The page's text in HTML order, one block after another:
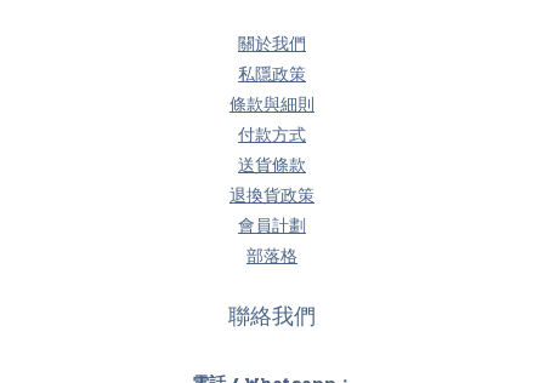
關於我們
私隱政策
條款與細則
付款方式
送貨條款
退換貨政策
會員計劃
部落格
聯絡我們